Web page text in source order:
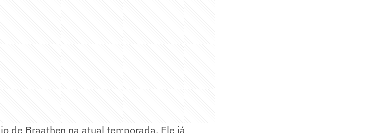
de Braathen na atual temporada. Ele já